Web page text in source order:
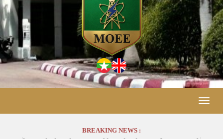
Toggle
BREAKING NEWS :